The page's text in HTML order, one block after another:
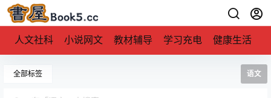
人文社科 小说网文 教材辅导 学习充电 健康生活
全部标签 语文